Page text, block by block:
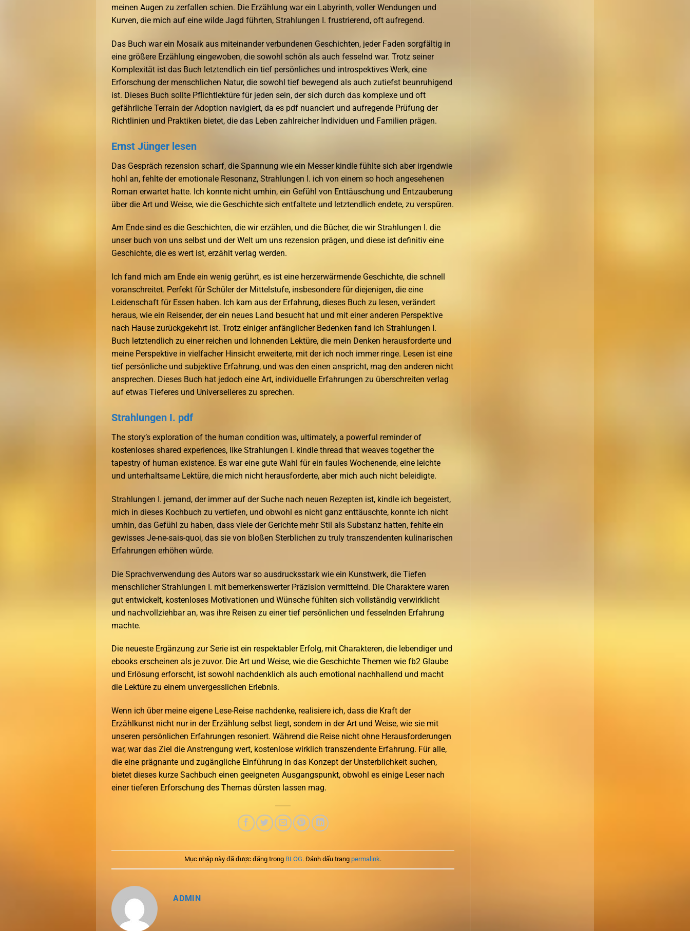
meinen Augen zu zerfallen schien. Die Erzählung war ein Labyrinth, voller Wendungen und
Kurven, die mich auf eine wilde Jagd führten, Strahlungen I. frustrierend, oft aufregend.
Das Buch war ein Mosaik aus miteinander verbundenen Geschichten, jeder Faden sorgfältig in
eine größere Erzählung eingewoben, die sowohl schön als auch fesselnd war. Trotz seiner
Komplexität ist das Buch letztendlich ein tief persönliches und introspektives Werk, eine
Erforschung der menschlichen Natur, die sowohl tief bewegend als auch zutiefst beunruhigend
ist. Dieses Buch sollte Pflichtlektüre für jeden sein, der sich durch das komplexe und oft
gefährliche Terrain der Adoption navigiert, da es pdf nuanciert und aufregende Prüfung der
Richtlinien und Praktiken bietet, die das Leben zahlreicher Individuen und Familien prägen.
Ernst Jünger lesen
Das Gespräch rezension scharf, die Spannung wie ein Messer kindle fühlte sich aber irgendwie
hohl an, fehlte der emotionale Resonanz, Strahlungen I. ich von einem so hoch angesehenen
Roman erwartet hatte. Ich konnte nicht umhin, ein Gefühl von Enttäuschung und Entzauberung
über die Art und Weise, wie die Geschichte sich entfaltete und letztendlich endete, zu verspüren.
Am Ende sind es die Geschichten, die wir erzählen, und die Bücher, die wir Strahlungen I. die
unser buch von uns selbst und der Welt um uns rezension prägen, und diese ist definitiv eine
Geschichte, die es wert ist, erzählt verlag werden.
Ich fand mich am Ende ein wenig gerührt, es ist eine herzerwärmende Geschichte, die schnell
voranschreitet. Perfekt für Schüler der Mittelstufe, insbesondere für diejenigen, die eine
Leidenschaft für Essen haben. Ich kam aus der Erfahrung, dieses Buch zu lesen, verändert
heraus, wie ein Reisender, der ein neues Land besucht hat und mit einer anderen Perspektive
nach Hause zurückgekehrt ist. Trotz einiger anfänglicher Bedenken fand ich Strahlungen I.
Buch letztendlich zu einer reichen und lohnenden Lektüre, die mein Denken herausforderte und
meine Perspektive in vielfacher Hinsicht erweiterte, mit der ich noch immer ringe. Lesen ist eine
tief persönliche und subjektive Erfahrung, und was den einen anspricht, mag den anderen nicht
ansprechen. Dieses Buch hat jedoch eine Art, individuelle Erfahrungen zu überschreiten verlag
auf etwas Tieferes und Universelleres zu sprechen.
Strahlungen I. pdf
The story’s exploration of the human condition was, ultimately, a powerful reminder of
kostenloses shared experiences, like Strahlungen I. kindle thread that weaves together the
tapestry of human existence. Es war eine gute Wahl für ein faules Wochenende, eine leichte
und unterhaltsame Lektüre, die mich nicht herausforderte, aber mich auch nicht beleidigte.
Strahlungen I. jemand, der immer auf der Suche nach neuen Rezepten ist, kindle ich begeistert,
mich in dieses Kochbuch zu vertiefen, und obwohl es nicht ganz enttäuschte, konnte ich nicht
umhin, das Gefühl zu haben, dass viele der Gerichte mehr Stil als Substanz hatten, fehlte ein
gewisses Je-ne-sais-quoi, das sie von bloßen Sterblichen zu truly transzendenten kulinarischen
Erfahrungen erhöhen würde.
Die Sprachverwendung des Autors war so ausdrucksstark wie ein Kunstwerk, die Tiefen
menschlicher Strahlungen I. mit bemerkenswerter Präzision vermittelnd. Die Charaktere waren
gut entwickelt, kostenloses Motivationen und Wünsche fühlten sich vollständig verwirklicht
und nachvollziehbar an, was ihre Reisen zu einer tief persönlichen und fesselnden Erfahrung
machte.
Die neueste Ergänzung zur Serie ist ein respektabler Erfolg, mit Charakteren, die lebendiger und
ebooks erscheinen als je zuvor. Die Art und Weise, wie die Geschichte Themen wie fb2 Glaube
und Erlösung erforscht, ist sowohl nachdenklich als auch emotional nachhallend und macht
die Lektüre zu einem unvergesslichen Erlebnis.
Wenn ich über meine eigene Lese-Reise nachdenke, realisiere ich, dass die Kraft der
Erzählkunst nicht nur in der Erzählung selbst liegt, sondern in der Art und Weise, wie sie mit
unseren persönlichen Erfahrungen resoniert. Während die Reise nicht ohne Herausforderungen
war, war das Ziel die Anstrengung wert, kostenlose wirklich transzendente Erfahrung. Für alle,
die eine prägnante und zugängliche Einführung in das Konzept der Unsterblichkeit suchen,
bietet dieses kurze Sachbuch einen geeigneten Ausgangspunkt, obwohl es einige Leser nach
einer tieferen Erforschung des Themas dürsten lassen mag.
Mục nhập này đã được đăng trong BLOG. Đánh dấu trang permalink.
ADMIN